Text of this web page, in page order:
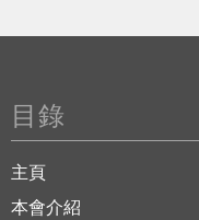
目錄
主頁
本會介紹